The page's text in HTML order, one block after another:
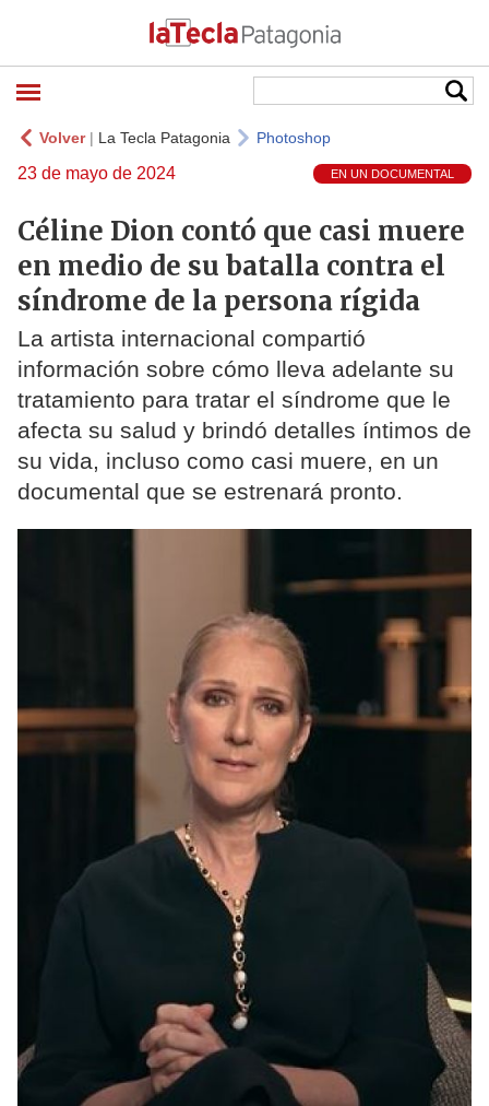
Volver| La Tecla Patagonia Photoshop
23 de mayo de 2024 EN UN DOCUMENTAL
Céline Dion contó que casi muere
en medio de su batalla contra el
síndrome de la persona rígida
La artista internacional compartió
información sobre cómo lleva adelante su
tratamiento para tratar el síndrome que le
afecta su salud y brindó detalles íntimos de
su vida, incluso como casi muere, en un
documental que se estrenará pronto.